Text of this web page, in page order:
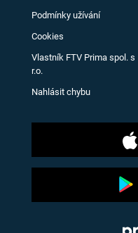
Podmínky užívání
Cookies
Vlastník FTV Prima spol. s
r.o.
Nahlásit chybu